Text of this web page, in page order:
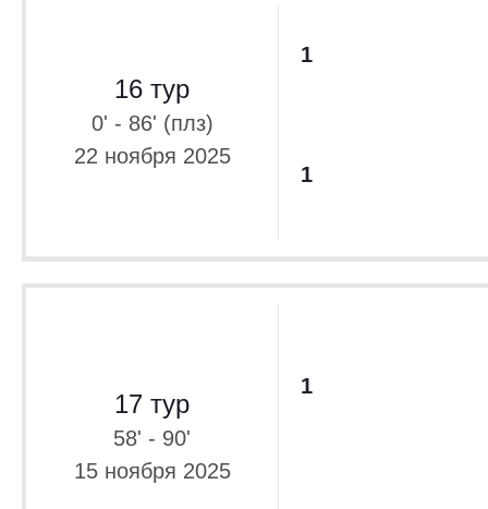
16 тур
0' - 86' (плз)
22 ноября 2025
1
1
17 тур
58' - 90'
15 ноября 2025
1